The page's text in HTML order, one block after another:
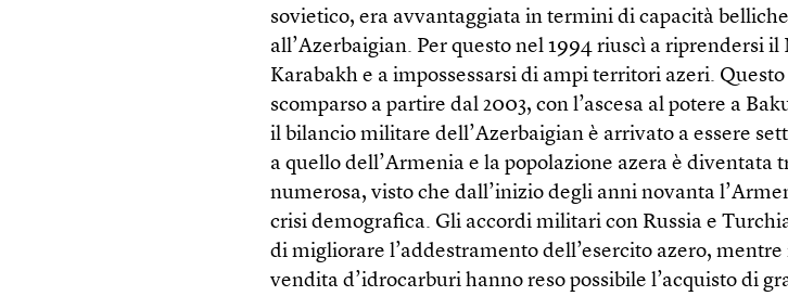
sovietico, era avvantaggiata in termini di capacità
all’Azerbaigian. Per questo nel 1994 riuscì a riprendersi il
Karabakh e a impossessarsi di ampi territori azeri.
scomparso a partire dal 2003, con l’ascesa al potere a
il bilancio militare dell’Azerbaigian è arrivato a essere
a quello dell’Armenia e la popolazione azera è diventata
numerosa, visto che dall’inizio degli anni novanta
crisi demografica. Gli accordi militari con Russia e
di migliorare l’addestramento dell’esercito azero,
vendita d’idrocarburi hanno reso possibile l’acquisto di